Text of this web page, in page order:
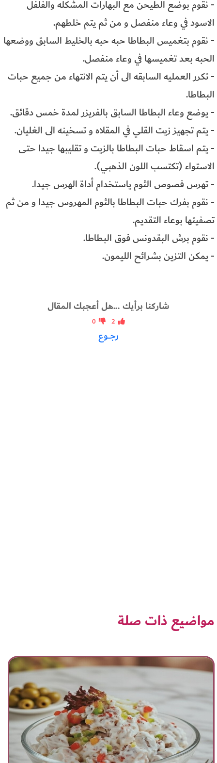
- نقوم بوضع الطيحن مع البهارات المشكله والفلفل
الاسود في وعاء منفصل و من ثم يتم خلطهم.
- نقوم بتغميس البطاطا حبه حبه بالخليط السابق ووضعها
الحبه بعد تغميسها في وعاء منفصل.
- تكرر العمليه السابقه الى أن يتم الانتهاء من جميع حبات
البطاطا.
- يوضع وعاء البطاطا السابق بالفريزر لمدة خمس دقائق.
- يتم تجهيز زيت القلي في المقلاه و تسخينه الى الغليان.
- يتم اسقاط حبات البطاطا بالزيت و تقليبها جيدا حتى
الاستواء (تكتسب اللون الذهبي).
- تهرس فصوص الثوم ياستخدام أداة الهرس جيدا.
- نقوم بفرك حبات البطاطا بالثوم المهروس جيدا و من ثم
تصفيتها بوعاء التقديم.
- نقوم برش البقدونس فوق البطاطا.
- يمكن التزين بشرائح الليمون.
شاركنا برأيك ...هل أعجبك المقال
2
0
رجــوع
مواضيع ذات صلة